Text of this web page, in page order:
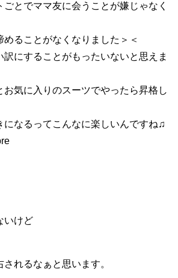
ごとでママ友に会うことが嫌じゃなく
めることがなくなりました＞＜
訳にすることがもったいないと思えま
お気に入りのスーツでやったら昇格し
になるってこんなに楽しいんですね♫
いけど
れるなぁと思います。